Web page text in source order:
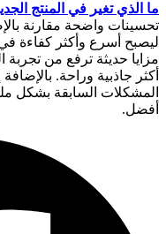
ما الذي تغير في المنتج
تحسينات واضحة مقارنة
ليصبح أسرع وأكثر كفاءة
مزايا حديثة ترفع من
أكثر جاذبية وراحة.
المشكلات السابقة بشكل
أفضل.